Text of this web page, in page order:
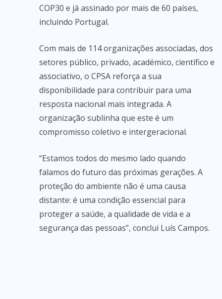
COP30 e já assinado por mais de 60 países,
incluindo Portugal.
Com mais de 114 organizações associadas, dos
setores público, privado, académico, científico e
associativo, o CPSA reforça a sua
disponibilidade para contribuir para uma
resposta nacional mais integrada. A
organização sublinha que este é um
compromisso coletivo e intergeracional.
“Estamos todos do mesmo lado quando
falamos do futuro das próximas gerações. A
proteção do ambiente não é uma causa
distante: é uma condição essencial para
proteger a saúde, a qualidade de vida e a
segurança das pessoas”, conclui Luís Campos.